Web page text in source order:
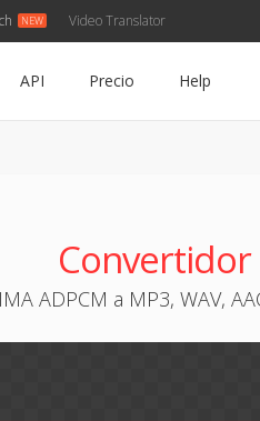
Video Translator
API Precio Help
Convertidor
ADPCM a MP3, WAV,